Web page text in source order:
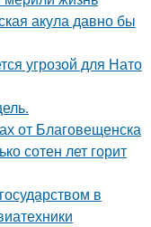
акула давно бы
угрозой для Нато
от Благовещенска
сотен лет горит
в